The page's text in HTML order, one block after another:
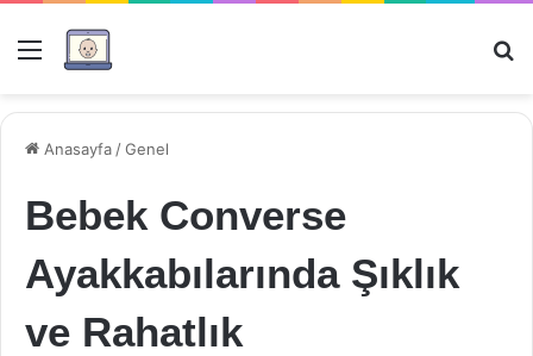
Menü
Anasayfa /Genel
Bebek Converse
Ayakkabılarında Şıklık
ve Rahatlık